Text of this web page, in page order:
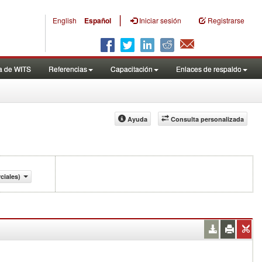
English Español | Iniciar sesión Registrarse
de WITS Referencias Capacitación Enlaces de respaldo
Consulta personalizada
Ayuda